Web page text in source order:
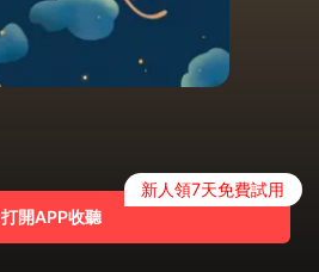
打開APP收聽
新人領7天免費試用